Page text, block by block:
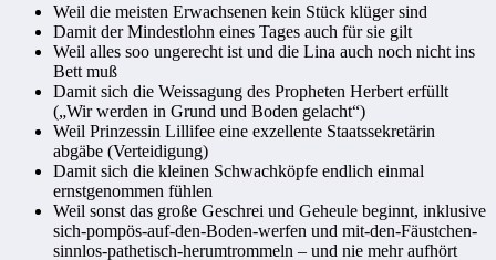
Weil die meisten Erwachsenen kein Stück klüger sind
Damit der Mindestlohn eines Tages auch für sie gilt
Weil alles soo ungerecht ist und die Lina auch noch nicht ins
Bett muß
Damit sich die Weissagung des Propheten Herbert erfüllt
(„Wir werden in Grund und Boden gelacht“)
Weil Prinzessin Lillifee eine exzellente Staatssekretärin
abgäbe (Verteidigung)
Damit sich die kleinen Schwachköpfe endlich einmal
ernstgenommen fühlen
Weil sonst das große Geschrei und Geheule beginnt, inklusive
sich-pompös-auf-den-Boden-werfen und mit-den-Fäustchen-
sinnlos-pathetisch-herumtrommeln – und nie mehr aufhört